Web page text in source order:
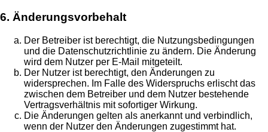
6. Änderungsvorbehalt
Der Betreiber ist berechtigt, die Nutzungsbedingungen
und die Datenschutzrichtlinie zu ändern. Die Änderung
wird dem Nutzer per E-Mail mitgeteilt.
Der Nutzer ist berechtigt, den Änderungen zu
widersprechen. Im Falle des Widerspruchs erlischt das
zwischen dem Betreiber und dem Nutzer bestehende
Vertragsverhältnis mit sofortiger Wirkung.
Die Änderungen gelten als anerkannt und verbindlich,
wenn der Nutzer den Änderungen zugestimmt hat.